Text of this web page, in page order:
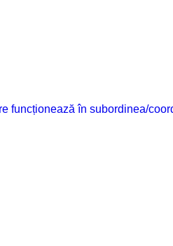
funcționează în subordinea/